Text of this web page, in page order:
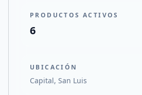
PRODUCTOS ACTIVOS
6
UBICACIÓN
Capital, San Luis